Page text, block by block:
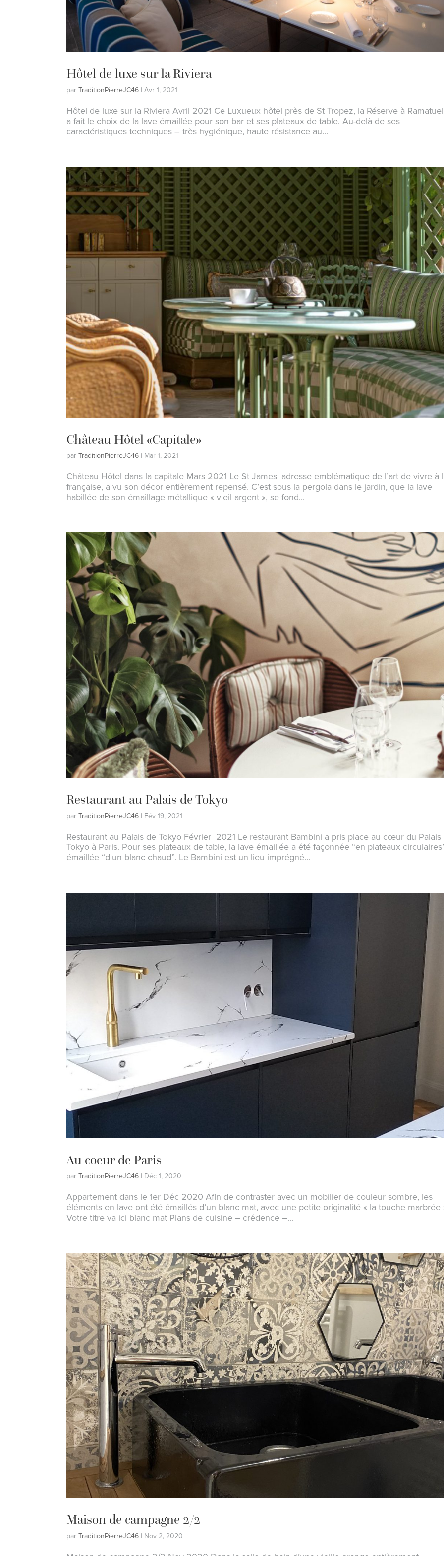
Hôtel de luxe sur la Riviera
parTraditionPierreJC46 |Avr 1, 2021
Hôtel de luxe sur la Riviera Avril 2021 Ce Luxueux hôtel près de St Tropez, la Réserve à
a fait le choix de la lave émaillée pour son bar et ses plateaux de table. Au-delà de ses
caractéristiques techniques – très hygiénique, haute résistance au...
Château Hôtel «Capitale»
parTraditionPierreJC46 | Mar 1, 2021
Château Hôtel dans la capitale Mars 2021 Le St James, adresse emblématique de l’art de vivre à
française, a vu son décor entièrement repensé. C’est sous la pergola dans le jardin, que la lave
habillée de son émaillage métallique « vieil argent », se fond...
Restaurant au Palais de Tokyo
parTraditionPierreJC46 | Fév 19, 2021
Restaurant au Palais de Tokyo Février 2021 Le restaurant Bambini a pris place au cœur du Palais
Tokyo à Paris. Pour ses plateaux de table, la lave émaillée a été façonnée “en plateaux
émaillée “d’un blanc chaud”. Le Bambini est un lieu imprégné...
Au coeur de Paris
parTraditionPierreJC46 | Déc 1, 2020
Appartement dans le 1er Déc 2020 Afin de contraster avec un mobilier de couleur sombre, les
éléments en lave ont été émaillés d’un blanc mat, avec une petite originalité « la touche marbrée
Votre titre va ici blanc mat Plans de cuisine – crédence –...
Maison de campagne 2/2
parTraditionPierreJC46 | Nov 2, 2020